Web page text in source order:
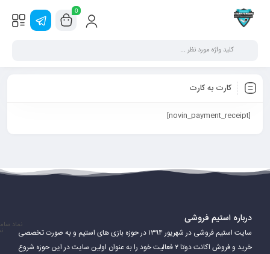
0
کارت به کارت
[novin_payment_receipt]
درباره استیم فروشی
سایت استیم فروشی در شهریور ۱۳۹۴ در حوزه بازی های استیم و به صورت تخصصی
خرید و فروش اکانت دوتا ۲ فعالیت خود را به عنوان اولین سایت در این حوزه شروع
نماد